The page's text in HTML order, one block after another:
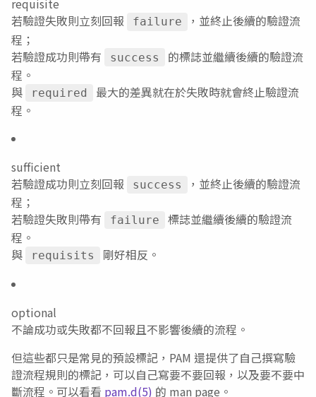
requisite
若驗證失敗則立刻回報
failure
，並終止後續的驗證流
程；
若驗證成功則帶有
success
的標誌並繼續後續的驗證流
程。
與
required
最大的差異就在於失敗時就會終止驗證流
程。
sufficient
若驗證成功則立刻回報
success
，並終止後續的驗證流
程；
若驗證失敗則帶有
failure
標誌並繼續後續的驗證流
程。
與
requisits 剛好相反。
optional
不論成功或失敗都不回報且不影響後續的流程。
但這些都只是常見的預設標記，PAM 還提供了自己撰寫驗
證流程規則的標記，可以自己寫要不要回報，以及要不要中
斷流程。可以看看 pam.d(5) 的 man page。